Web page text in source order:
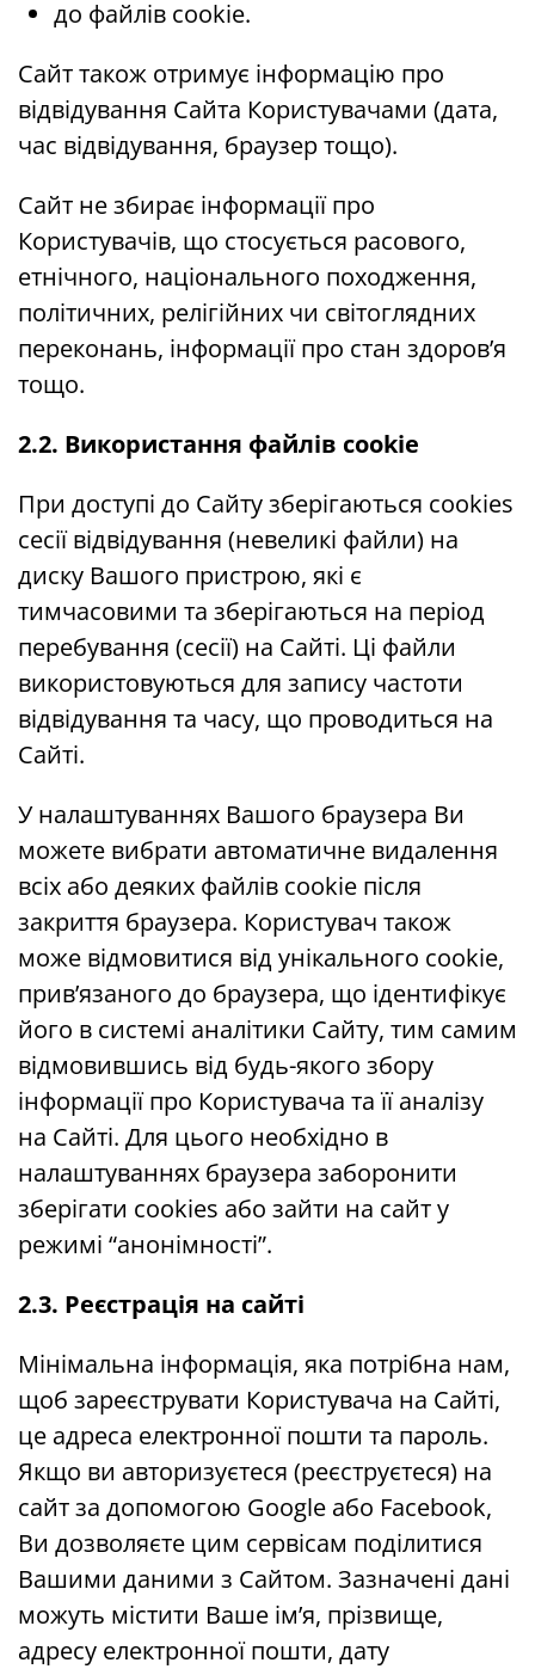
до файлів cookie.
Сайт також отримує інформацію про
відвідування Сайта Користувачами (дата,
час відвідування, браузер тощо).
Сайт не збирає інформації про
Користувачів, що стосується расового,
етнічного, національного походження,
політичних, релігійних чи світоглядних
переконань, інформації про стан здоров’я
тощо.
2.2. Використання файлів cookie
При доступі до Сайту зберігаються cookies
сесії відвідування (невеликі файли) на
диску Вашого пристрою, які є
тимчасовими та зберігаються на період
перебування (сесії) на Сайті. Ці файли
використовуються для запису частоти
відвідування та часу, що проводиться на
Сайті.
У налаштуваннях Вашого браузера Ви
можете вибрати автоматичне видалення
всіх або деяких файлів cookie після
закриття браузера. Користувач також
може відмовитися від унікального cookie,
прив’язаного до браузера, що ідентифікує
його в системі аналітики Сайту, тим самим
відмовившись від будь-якого збору
інформації про Користувача та її аналізу
на Сайті. Для цього необхідно в
налаштуваннях браузера заборонити
зберігати cookies або зайти на сайт у
режимі “анонімності”.
2.3. Реєстрація на сайті
Мінімальна інформація, яка потрібна нам,
щоб зареєструвати Користувача на Сайті,
це адреса електронної пошти та пароль.
Якщо ви авторизуєтеся (реєструєтеся) на
сайт за допомогою Google або Facebook,
Ви дозволяєте цим сервісам поділитися
Вашими даними з Сайтом. Зазначені дані
можуть містити Ваше ім’я, прізвище,
адресу електронної пошти, дату